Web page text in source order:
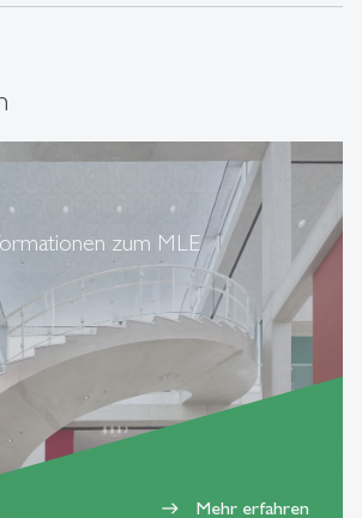
zum MLE
east Mehr erfahren